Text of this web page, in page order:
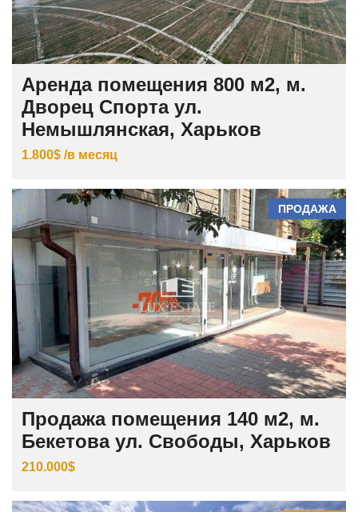
Аренда помещения 800 м2, м.
Дворец Спорта ул.
Немышлянская, Харьков
1.800$ /в месяц
ПРОДАЖА
Продажа помещения 140 м2, м.
Бекетова ул. Свободы, Харьков
210.000$